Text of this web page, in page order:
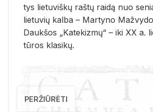
tys lie­tu­viš­kų raš­tų rai­dą nuo
lie­tu­vių kal­ba – Mar­ty­no
Dauk­šos „Ka­te­kiz­mų“ – iki XX a.
tū­ros kla­si­kų.
PERŽIŪRĖTI